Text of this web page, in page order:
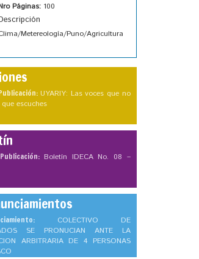
Páginas: 100
Metereología/Puno/Agricultura
UYARIY: Las voces que no
escuches
Boletín IDECA No. 08 –
COLECTIVO DE
SE PRONUCIAN ANTE LA
ARBITRARIA DE 4 PERSONAS